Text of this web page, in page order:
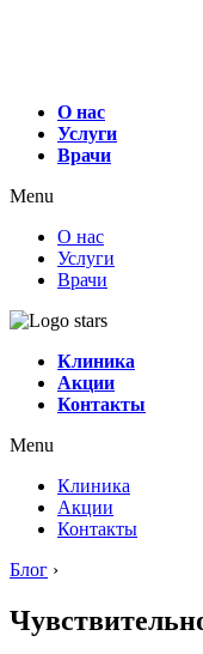
О нас
Услуги
Врачи
Menu
О нас
Услуги
Врачи
Клиника
Акции
Контакты
Menu
Клиника
Акции
Контакты
Блог ›